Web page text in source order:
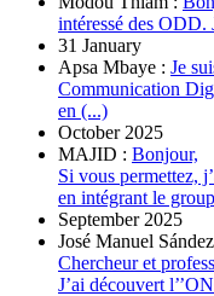
intéressé des ODD.
31 January
Apsa Mbaye : Je
Communication
en (...)
October 2025
MAJID : Bonjour,
Si vous permettez,
en intégrant le
September 2025
José Manuel
Chercheur et
J’ai découvert